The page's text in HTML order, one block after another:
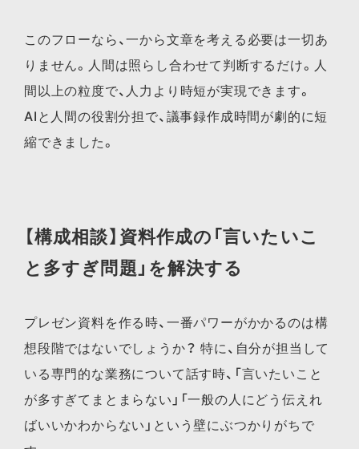
このフローなら、一から文章を考える必要は一切あ
りません。人間は照らし合わせて判断するだけ。人
間以上の粒度で、人力より時短が実現できます。
AIと人間の役割分担で、議事録作成時間が劇的に短
縮できました。
【構成相談】資料作成の「言いたいこ
と多すぎ問題」を解決する
プレゼン資料を作る時、一番パワーがかかるのは構
想段階ではないでしょうか？ 特に、自分が担当して
いる専門的な業務について話す時、「言いたいこと
が多すぎてまとまらない」「一般の人にどう伝えれ
ばいいかわからない」という壁にぶつかりがちで